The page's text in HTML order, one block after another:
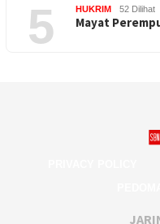
5 HUKRIM 52 Dilihat
Mayat